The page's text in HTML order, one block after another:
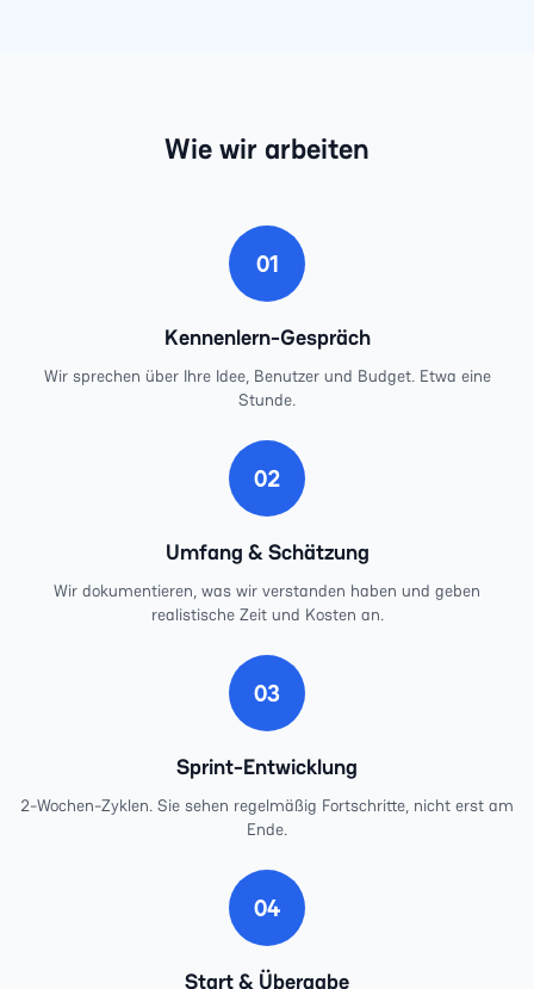
Wie wir arbeiten
01
Kennenlern-Gespräch
Wir sprechen über Ihre Idee, Benutzer und Budget. Etwa eine
Stunde.
02
Umfang & Schätzung
Wir dokumentieren, was wir verstanden haben und geben
realistische Zeit und Kosten an.
03
Sprint-Entwicklung
2-Wochen-Zyklen. Sie sehen regelmäßig Fortschritte, nicht erst am
Ende.
04
Start & Übergabe